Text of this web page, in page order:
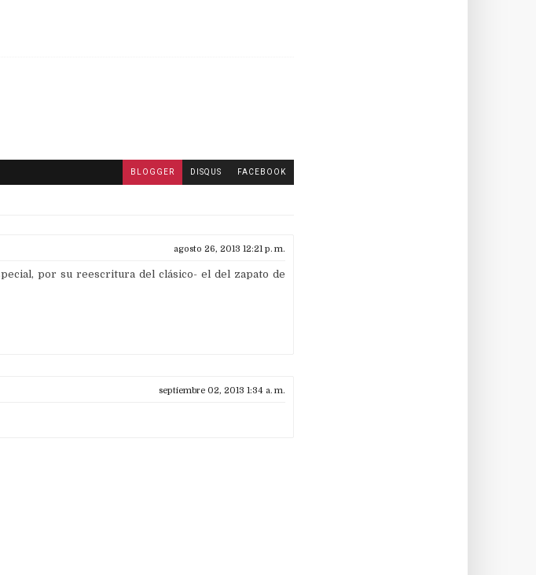
BLOGGER DISQUS FACEBOOK
agosto 26, 2013 12:21 p. m.
por su reescritura del clásico- el del zapato de
septiembre 02, 2013 1:34 a. m.